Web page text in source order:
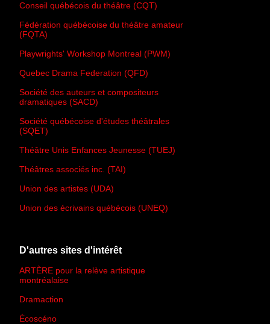
Conseil québécois du théâtre (CQT)
Fédération québécoise du théâtre amateur
(FQTA)
Playwrights' Workshop Montreal (PWM)
Quebec Drama Federation (QFD)
Société des auteurs et compositeurs
dramatiques (SACD)
Société québécoise d'études théâtrales
(SQET)
Théâtre Unis Enfances Jeunesse (TUEJ)
Théâtres associés inc. (TAI)
Union des artistes (UDA)
Union des écrivains québécois (UNEQ)
D'autres sites d'intérêt
ARTÈRE pour la relève artistique
montréalaise
Dramaction
Écoscéno